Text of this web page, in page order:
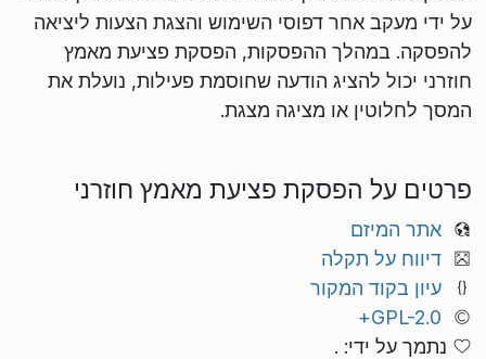
על ידי מעקב אחר דפוסי השימוש והצגת הצעות ליציאה
להפסקה. במהלך ההפסקות, הפסקת פציעת מאמץ
חוזרני יכול להציג הודעה שחוסמת פעילות, נועלת את
המסך לחלוטין או מציגה מצגת.
פרטים על הפסקת פציעת מאמץ חוזרני
אתר המיזם
דיווח על תקלה
עיון בקוד המקור
GPL-2.0+
נתמך על ידי: .